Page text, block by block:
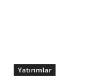
Yatırımlar